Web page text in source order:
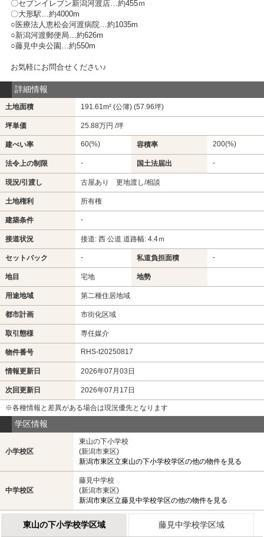
〇セブンイレブン新潟河渡店…約455ｍ
〇大形駅…約4000m
○医療法人恵松会河渡病院…約1035m
○新潟河渡郵便局…約626m
○藤見中央公園…約550m
お気軽にお問合せください♪
詳細情報
土地面積 191.61m² (公簿) (57.96坪)
坪単価 25.88万円 /坪
建ぺい率 60(%) 容積率 200(%)
法令上の制限 - 国土法届出 -
現況/引渡し 古屋あり 更地渡し/相談
土地権利 所有権
建築条件 -
接道状況 接道: 西 公道 道路幅: 4.4ｍ
セットバック - 私道負担面積 -
地目 宅地 地勢
用途地域 第二種住居地域
都市計画 市街化区域
取引態様 専任媒介
物件番号 RHS-t20250817
情報更新日 2026年07月03日
次回更新日 2026年07月17日
※各種情報と差異がある場合は現況優先となります
学区情報
小学校区
東山の下小学校
(新潟市東区)
新潟市東区立東山の下小学校学区の他の物件を見る
中学校区
藤見中学校
(新潟市東区)
新潟市東区立藤見中学校学区の他の物件を見る
東山の下小学校学区域 藤見中学校学区域